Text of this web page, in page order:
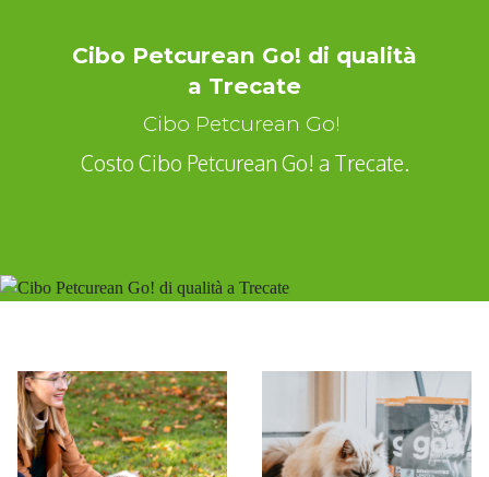
Cibo Petcurean Go! di qualità
a Trecate
Cibo Petcurean Go!
Costo Cibo Petcurean Go! a Trecate.